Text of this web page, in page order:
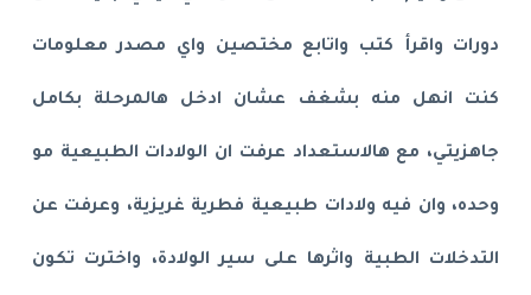
دورات واقرأ كتب واتابع مختصين واي مصدر معلومات
كنت انهل منه بشغف عشان ادخل هالمرحلة بكامل
جاهزيتي، مع هالاستعداد عرفت ان الولادات الطبيعية مو
وحده، وان فيه ولادات طبيعية فطرية غريزية، وعرفت عن
التدخلات الطبية واثرها على سير الولادة، واخترت تكون